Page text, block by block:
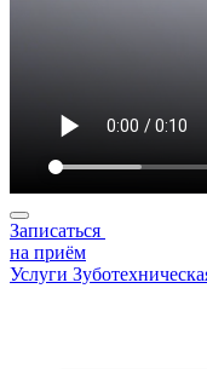
Записаться
на приём
Услуги